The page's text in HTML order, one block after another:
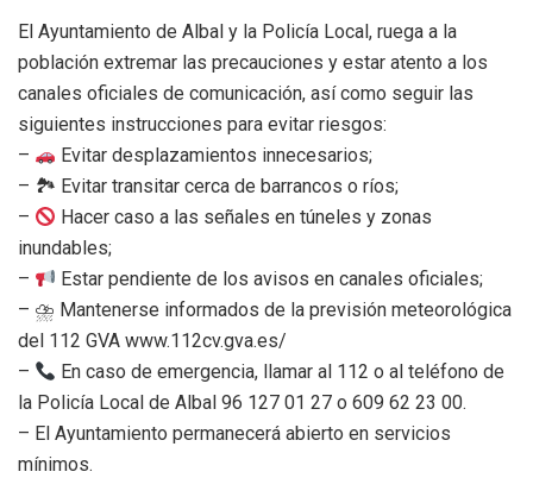
El Ayuntamiento de Albal y la Policía Local, ruega a la
población extremar las precauciones y estar atento a los
canales oficiales de comunicación, así como seguir las
siguientes instrucciones para evitar riesgos:
–
Evitar desplazamientos innecesarios;
– 🏞 Evitar transitar cerca de barrancos o ríos;
–
Hacer caso a las señales en túneles y zonas
inundables;
–
Estar pendiente de los avisos en canales oficiales;
– ⛈ Mantenerse informados de la previsión meteorológica
del 112 GVA www.112cv.gva.es/
–
En caso de emergencia, llamar al 112 o al teléfono de
la Policía Local de Albal 96 127 01 27 o 609 62 23 00.
– El Ayuntamiento permanecerá abierto en servicios
mínimos.